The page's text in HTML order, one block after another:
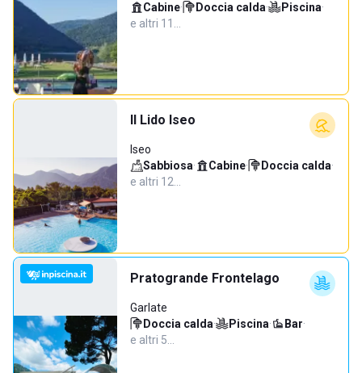
Cabine· Doccia calda· Piscina·
e altri 11…
Il Lido Iseo
Iseo
Sabbiosa· Cabine· Doccia calda·
e altri 12…
Pratogrande Frontelago
Garlate
Doccia calda· Piscina· Bar·
e altri 5…